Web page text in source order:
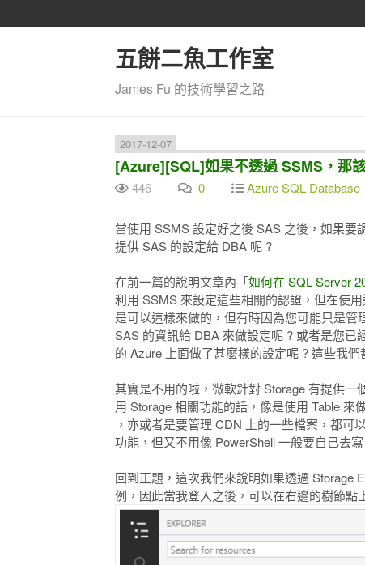
五餅二魚工作室
James Fu 的技術學習之路
2017-12-07
[Azure][SQL]如果不透過 SSMS，那
446 0 Azure SQL Database
當使用 SSMS 設定好之後 SAS 之後，如果
提供 SAS 的設定給 DBA 呢 ?
在前一篇的說明文章內「如何在 SQL Server
利用 SSMS 來設定這些相關的認證，但在使
是可以這樣來做的，但有時因為您可能只是
SAS 的資訊給 DBA 來做設定呢 ? 或者是您
的 Azure 上面做了甚麼樣的設定呢 ? 這些我
其實是不用的啦，微軟針對 Storage 有提供一
用 Storage 相關功能的話，像是使用 Table 來
，亦或者是要管理 CDN 上的一些檔案，都可
功能，但又不用像 PowerShell 一般要自己去
回到正題，這次我們來說明如果透過 Storage
例，因此當我登入之後，可以在右邊的樹節點